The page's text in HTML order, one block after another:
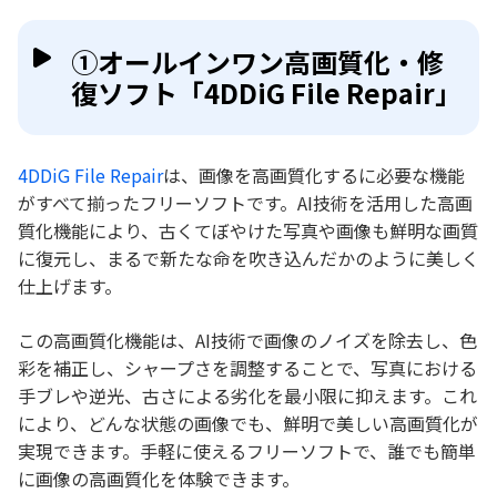
①オールインワン高画質化・修
復ソフト「4DDiG File Repair」
4DDiG File Repairは、画像を高画質化するに必要な機能
がすべて揃ったフリーソフトです。AI技術を活用した高画
質化機能により、古くてぼやけた写真や画像も鮮明な画質
に復元し、まるで新たな命を吹き込んだかのように美しく
仕上げます。
この高画質化機能は、AI技術で画像のノイズを除去し、色
彩を補正し、シャープさを調整することで、写真における
手ブレや逆光、古さによる劣化を最小限に抑えます。これ
により、どんな状態の画像でも、鮮明で美しい高画質化が
実現できます。手軽に使えるフリーソフトで、誰でも簡単
に画像の高画質化を体験できます。